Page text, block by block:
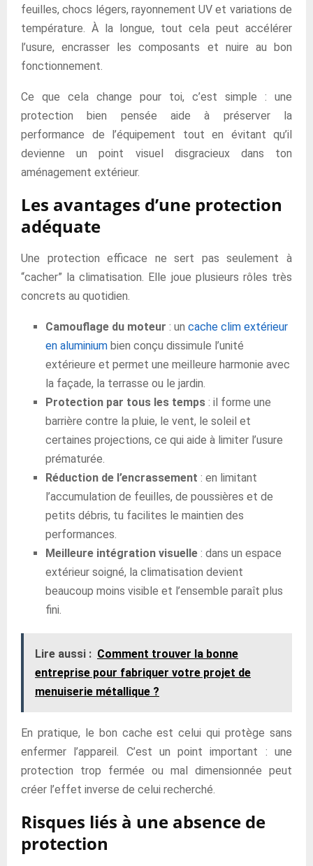
feuilles, chocs légers, rayonnement UV et variations de
température. À la longue, tout cela peut accélérer
l’usure, encrasser les composants et nuire au bon
fonctionnement.
Ce que cela change pour toi, c’est simple : une
protection bien pensée aide à préserver la
performance de l’équipement tout en évitant qu’il
devienne un point visuel disgracieux dans ton
aménagement extérieur.
Les avantages d’une protection
adéquate
Une protection efficace ne sert pas seulement à
“cacher” la climatisation. Elle joue plusieurs rôles très
concrets au quotidien.
Camouflage du moteur : un cache clim extérieur
en aluminium bien conçu dissimule l’unité
extérieure et permet une meilleure harmonie avec
la façade, la terrasse ou le jardin.
Protection par tous les temps : il forme une
barrière contre la pluie, le vent, le soleil et
certaines projections, ce qui aide à limiter l’usure
prématurée.
Réduction de l’encrassement : en limitant
l’accumulation de feuilles, de poussières et de
petits débris, tu facilites le maintien des
performances.
Meilleure intégration visuelle : dans un espace
extérieur soigné, la climatisation devient
beaucoup moins visible et l’ensemble paraît plus
fini.
Lire aussi : Comment trouver la bonne
entreprise pour fabriquer votre projet de
menuiserie métallique ?
En pratique, le bon cache est celui qui protège sans
enfermer l’appareil. C’est un point important : une
protection trop fermée ou mal dimensionnée peut
créer l’effet inverse de celui recherché.
Risques liés à une absence de
protection